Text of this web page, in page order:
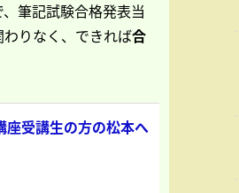
筆記試験合格発表当
りなく、できれば合
座受講生の方の松本へ